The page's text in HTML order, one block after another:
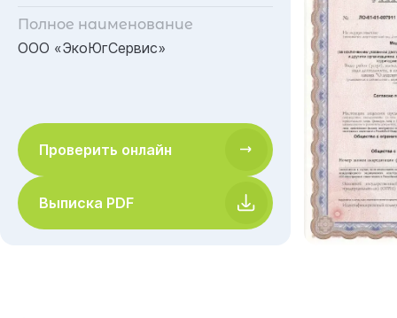
Полное наименование
ООО «ЭкоЮгСервис»
Проверить онлайн
Выписка PDF